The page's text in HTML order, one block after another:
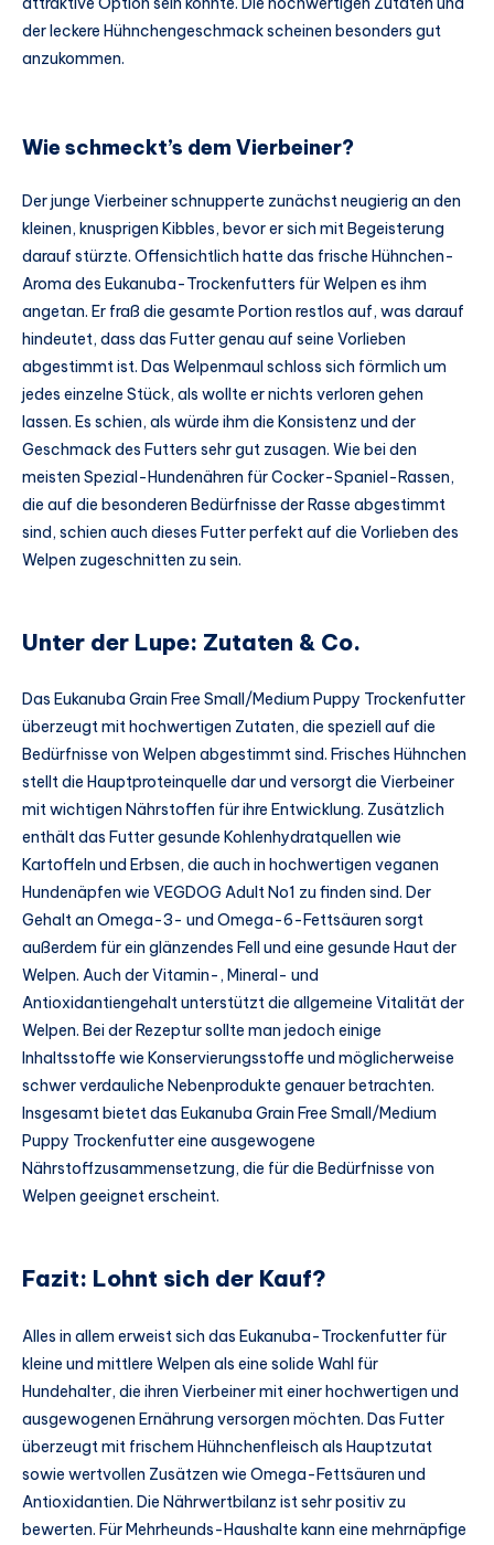
der leckere Hühnchengeschmack scheinen besonders gut
anzukommen.
Wie schmeckt’s dem Vierbeiner?
Der junge Vierbeiner schnupperte zunächst neugierig an den
kleinen, knusprigen Kibbles, bevor er sich mit Begeisterung
darauf stürzte. Offensichtlich hatte das frische Hühnchen-
Aroma des Eukanuba-Trockenfutters für Welpen es ihm
angetan. Er fraß die gesamte Portion restlos auf, was darauf
hindeutet, dass das Futter genau auf seine Vorlieben
abgestimmt ist. Das Welpenmaul schloss sich förmlich um
jedes einzelne Stück, als wollte er nichts verloren gehen
lassen. Es schien, als würde ihm die Konsistenz und der
Geschmack des Futters sehr gut zusagen. Wie bei den
meisten Spezial-Hundenähren für Cocker-Spaniel-Rassen,
die auf die besonderen Bedürfnisse der Rasse abgestimmt
sind, schien auch dieses Futter perfekt auf die Vorlieben des
Welpen zugeschnitten zu sein.
Unter der Lupe: Zutaten & Co.
Das Eukanuba Grain Free Small/Medium Puppy Trockenfutter
überzeugt mit hochwertigen Zutaten, die speziell auf die
Bedürfnisse von Welpen abgestimmt sind. Frisches Hühnchen
stellt die Hauptproteinquelle dar und versorgt die Vierbeiner
mit wichtigen Nährstoffen für ihre Entwicklung. Zusätzlich
enthält das Futter gesunde Kohlenhydratquellen wie
Kartoffeln und Erbsen, die auch in hochwertigen veganen
Hundenäpfen wie VEGDOG Adult No1 zu finden sind. Der
Gehalt an Omega-3- und Omega-6-Fettsäuren sorgt
außerdem für ein glänzendes Fell und eine gesunde Haut der
Welpen. Auch der Vitamin-, Mineral- und
Antioxidantiengehalt unterstützt die allgemeine Vitalität der
Welpen. Bei der Rezeptur sollte man jedoch einige
Inhaltsstoffe wie Konservierungsstoffe und möglicherweise
schwer verdauliche Nebenprodukte genauer betrachten.
Insgesamt bietet das Eukanuba Grain Free Small/Medium
Puppy Trockenfutter eine ausgewogene
Nährstoffzusammensetzung, die für die Bedürfnisse von
Welpen geeignet erscheint.
Fazit: Lohnt sich der Kauf?
Alles in allem erweist sich das Eukanuba-Trockenfutter für
kleine und mittlere Welpen als eine solide Wahl für
Hundehalter, die ihren Vierbeiner mit einer hochwertigen und
ausgewogenen Ernährung versorgen möchten. Das Futter
überzeugt mit frischem Hühnchenfleisch als Hauptzutat
sowie wertvollen Zusätzen wie Omega-Fettsäuren und
Antioxidantien. Die Nährwertbilanz ist sehr positiv zu
bewerten. Für Mehrheunds-Haushalte kann eine mehrnäpfige